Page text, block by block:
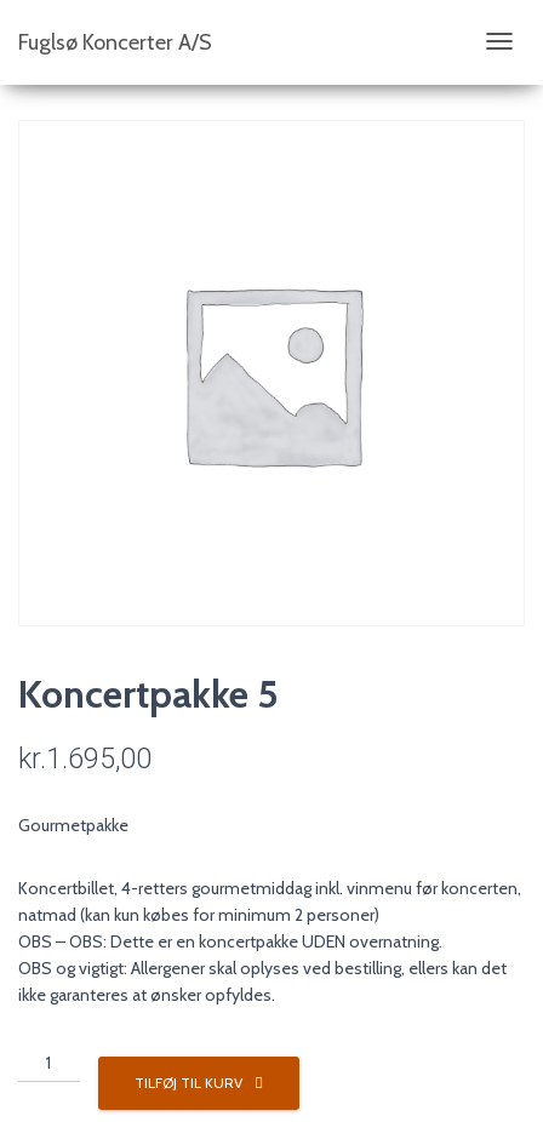
Fuglsø Koncerter A/S
K
Koncertpakke 5
kr.1.695,00
Gourmetpakke
Koncertbillet, 4-retters gourmetmiddag inkl. vinmenu før koncerten,
natmad (kan kun købes for minimum 2 personer)
OBS – OBS: Dette er en koncertpakke UDEN overnatning.
OBS og vigtigt: Allergener skal oplyses ved bestilling, ellers kan det
ikke garanteres at ønsker opfyldes.
Koncertpakke
5
TILFØJ TIL KURV